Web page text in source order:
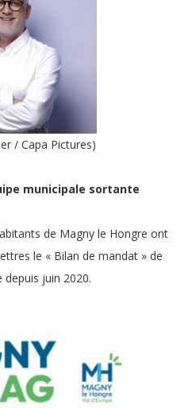
/ Capa Pictures)
municipale sortante
de Magny le Hongre ont
le « Bilan de mandat » de
depuis juin 2020.